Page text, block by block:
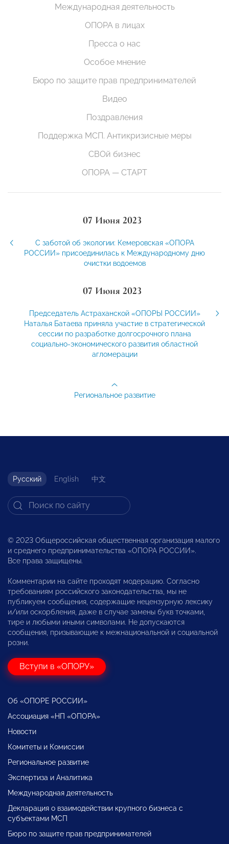
Международная деятельность
ОПОРА в лицах
Пресса о нас
Особое мнение
Бюро по защите прав предпринимателей
Видео
Поздравления
Поддержка МСП. Антикризисные меры
СВОй бизнес
ОПОРА — СТАРТ
07 Июня 2023
С заботой об экологии: Кемеровская «ОПОРА
РОССИИ» присоединилась к Международному дню
очистки водоемов
07 Июня 2023
Председатель Астраханской «ОПОРЫ РОССИИ»
Наталья Батаева приняла участие в стратегической
сессии по разработке долгосрочного плана
социально-экономического развития областной
агломерации
Региональное развитие
Русский English 中文
© 2023 Общероссийская общественная организация малого
и среднего предпринимательства «ОПОРА РОССИИ».
Все права защищены.
Комментарии на сайте проходят модерацию. Согласно
требованиям российского законодательства, мы не
публикуем сообщения, содержащие нецензурную лексику
и/или оскорбления, даже в случае замены букв точками,
тире и любыми иными символами. Не допускаются
сообщения, призывающие к межнациональной и социальной
розни.
Вступи в «ОПОРУ»
Об «ОПОРЕ РОССИИ»
Ассоциация «НП «ОПОРА»
Новости
Комитеты и Комиссии
Региональное развитие
Экспертиза и Аналитика
Международная деятельность
Декларация о взаимодействии крупного бизнеса с
субъектами МСП
Бюро по защите прав предпринимателей